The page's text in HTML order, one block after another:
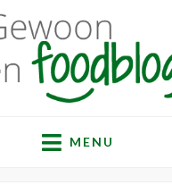
een
foodblog!
recepten
MENU